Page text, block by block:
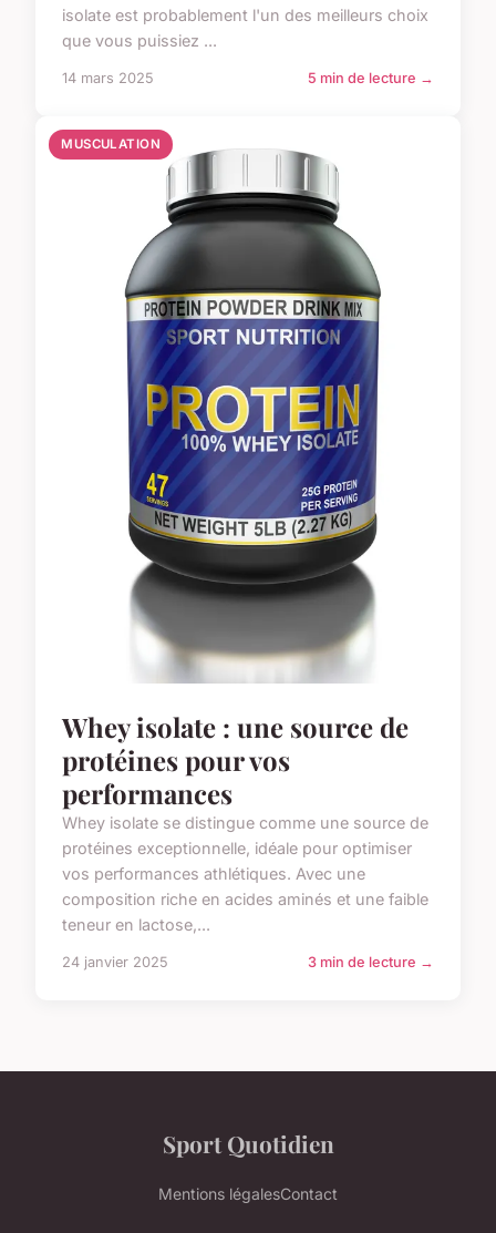
isolate est probablement l'un des meilleurs choix
que vous puissiez ...
14 mars 2025 5 min de lecture →
MUSCULATION
Whey isolate : une source de
protéines pour vos
performances
Whey isolate se distingue comme une source de
protéines exceptionnelle, idéale pour optimiser
vos performances athlétiques. Avec une
composition riche en acides aminés et une faible
teneur en lactose,...
24 janvier 2025 3 min de lecture →
Sport Quotidien
Mentions légalesContact